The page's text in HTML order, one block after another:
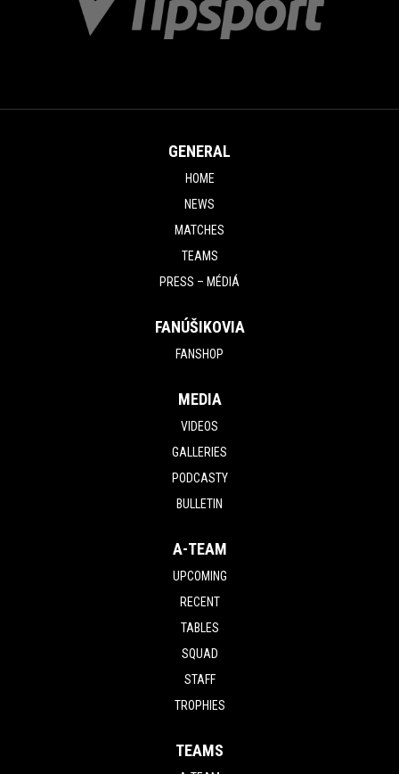
GENERAL
HOME
NEWS
MATCHES
TEAMS
PRESS – MÉDIÁ
FANÚŠIKOVIA
FANSHOP
MEDIA
VIDEOS
GALLERIES
PODCASTY
BULLETIN
A-TEAM
UPCOMING
RECENT
TABLES
SQUAD
STAFF
TROPHIES
TEAMS